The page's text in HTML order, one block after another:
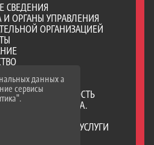
СВЕДЕНИЯ
И ОРГАНЫ УПРАВЛЕНИЯ
ОРГАНИЗАЦИЕЙ
СОСТАВ
ТЕХНИЧЕСКОЕ
И ОСНАЩЕННОСТЬ
ПРОЦЕССА.
УСЛУГИ
данных а
сервисы